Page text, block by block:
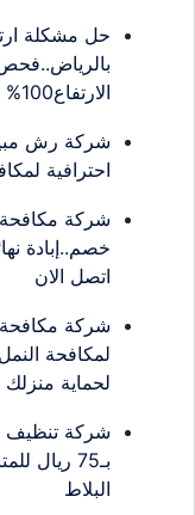
حل مشكلة
الارتفاع100% اتصل بنا الان
احترافية
اتصل الان
لمكافحة
لحماية منزلك 100%من الحشرات
شركة تنظيف
بـ75
البلاط